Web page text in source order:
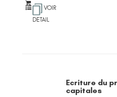
VOIR
DETAIL
Ecriture du
capitales